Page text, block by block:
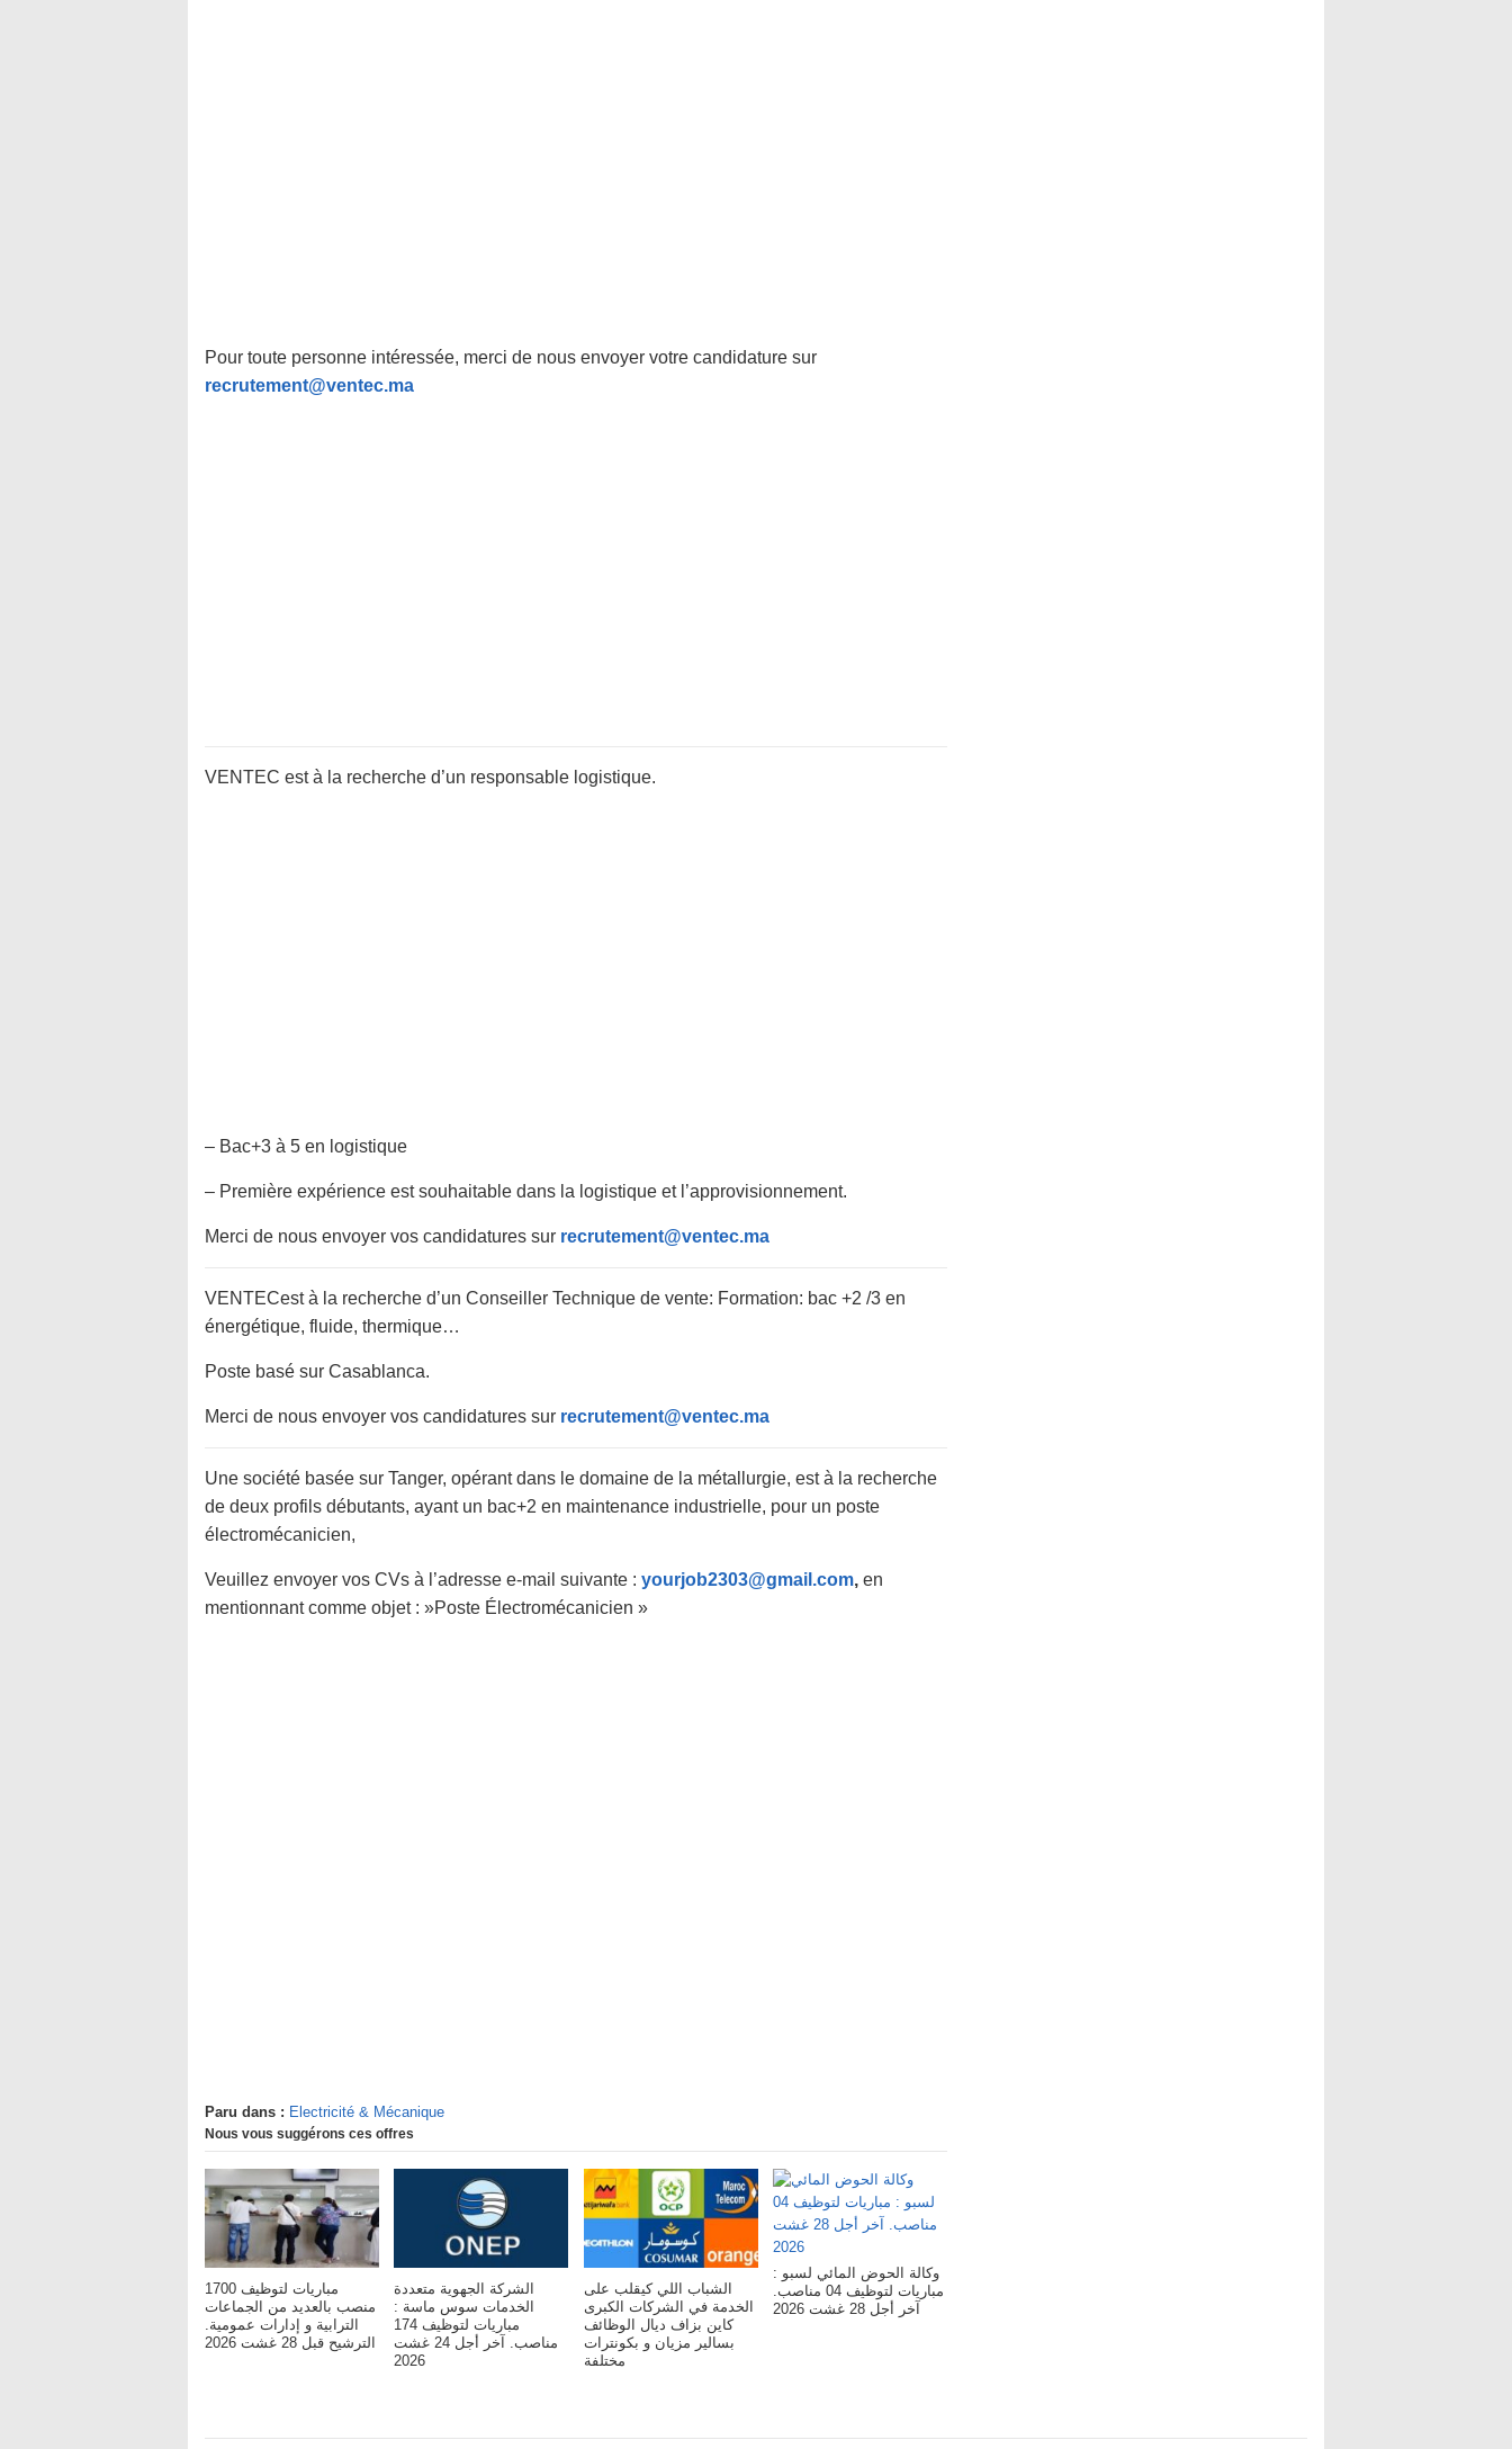
Pour toute personne intéressée, merci de nous envoyer votre candidature sur
recrutement@ventec.ma
VENTEC est à la recherche d’un responsable logistique.
– Bac+3 à 5 en logistique
– Première expérience est souhaitable dans la logistique et l’approvisionnement.
Merci de nous envoyer vos candidatures sur recrutement@ventec.ma
VENTECest à la recherche d’un Conseiller Technique de vente: Formation: bac +2 /3 en
énergétique, fluide, thermique…
Poste basé sur Casablanca.
Merci de nous envoyer vos candidatures sur recrutement@ventec.ma
Une société basée sur Tanger, opérant dans le domaine de la métallurgie, est à la recherche
de deux profils débutants, ayant un bac+2 en maintenance industrielle, pour un poste
électromécanicien,
Veuillez envoyer vos CVs à l’adresse e-mail suivante : yourjob2303@gmail.com, en
mentionnant comme objet : »Poste Électromécanicien »
Paru dans : Electricité & Mécanique
Nous vous suggérons ces offres
مباريات لتوظيف 1700
منصب بالعديد من الجماعات
الترابية و إدارات عمومية.
الترشيح قبل 28 غشت 2026
الشركة الجهوية متعددة
الخدمات سوس ماسة :
مباريات لتوظيف 174
مناصب. آخر أجل 24 غشت
2026
الشباب اللي كيقلب على
الخدمة في الشركات الكبرى
كاين بزاف ديال الوظائف
بسالير مزيان و بكونترات
مختلفة
وكالة الحوض المائي لسبو :
مباريات لتوظيف 04 مناصب.
آخر أجل 28 غشت 2026